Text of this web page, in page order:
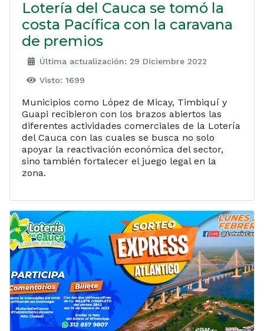
Lotería del Cauca se tomó la
costa Pacífica con la caravana
de premios
Última actualización: 29 Diciembre 2022
Visto: 1699
Municipios como López de Micay, Timbiquí y
Guapi recibieron con los brazos abiertos las
diferentes actividades comerciales de la Lotería
del Cauca con las cuales se busca no solo
apoyar la reactivación económica del sector,
sino también fortalecer el juego legal en la
zona.